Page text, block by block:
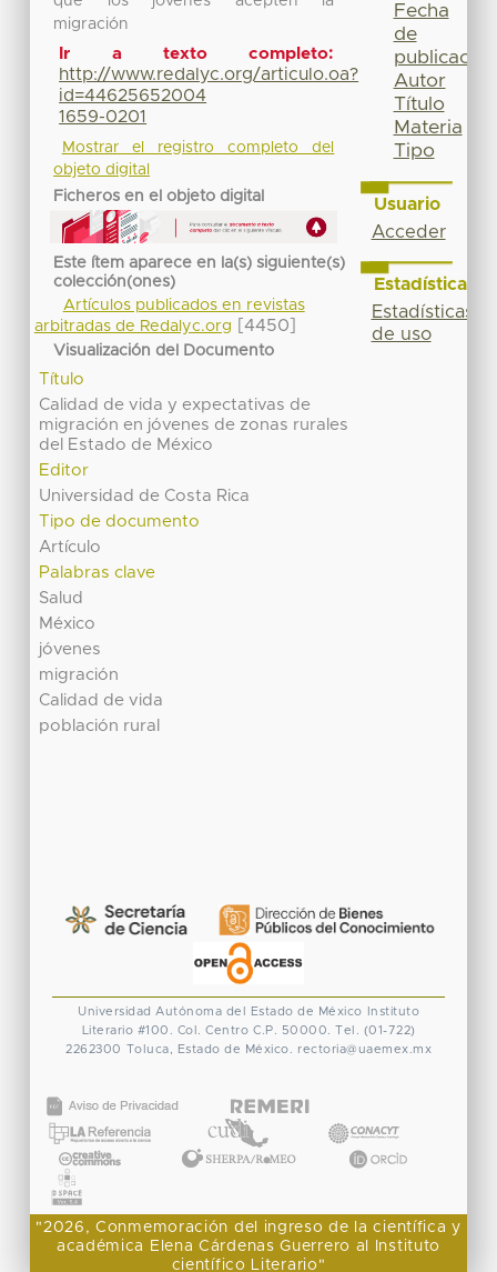
migración
Ir a texto completo:
http://www.redalyc.org/articulo.oa?
id=44625652004
1659-0201
Mostrar el registro completo del
objeto digital
Ficheros en el objeto digital
Este ítem aparece en la(s) siguiente(s)
colección(ones)
Artículos publicados en revistas
arbitradas de Redalyc.org
[4450]
Visualización del Documento
Título
Calidad de vida y expectativas de
migración en jóvenes de zonas rurales
del Estado de México
Editor
Universidad de Costa Rica
Tipo de documento
Artículo
Palabras clave
Salud
México
jóvenes
migración
Calidad de vida
población rural
Fecha
de
publicación
Autor
Título
Materia
Tipo
Usuario
Acceder
Estadísticas
Estadísticas
de uso
Universidad Autónoma del Estado de México
Instituto
Literario #100. Col. Centro C.P. 50000. Tel. (01-722)
2262300 Toluca, Estado de México. rectoria@uaemex.mx
"2026, Conmemoración del ingreso de la científica y
académica Elena Cárdenas Guerrero al Instituto
científico Literario"